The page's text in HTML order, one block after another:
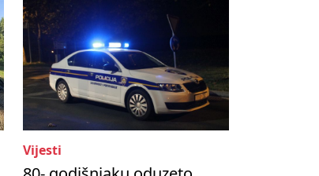
Vijesti